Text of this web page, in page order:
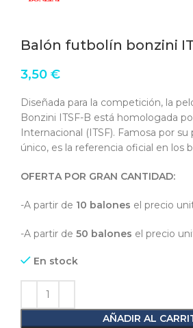
Balón futbolín bonzini
3,50 €
Diseñada para la competición, la
Bonzini ITSF-B está homologada
Internacional (ITSF). Famosa por
único, es la referencia oficial en los
OFERTA POR GRAN CANTIDAD:
-A partir de 10 balones el precio
-A partir de 50 balones el precio
En stock
AÑADIR AL